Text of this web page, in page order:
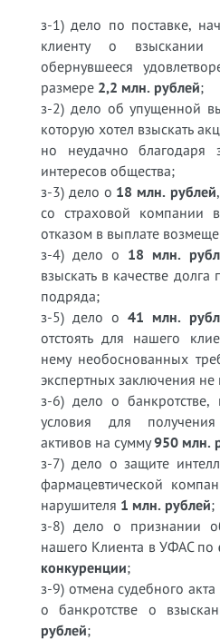
з-1) дело по поставке,
клиенту о
обернувшееся
размере 2,2 млн. рублей;
з-2) дело об упущенной
которую хотел взыскать
но неудачно
интересов общества;
з-3) дело о 18 млн. рублей
со страховой компании
отказом в выплате
з-4) дело о 18 млн.
взыскать в качестве долга
подряда;
з-5) дело о 41 млн.
отстоять для нашего
нему необоснованных
экспертных заключения не
з-6) дело о
условия для
активов на сумму950 млн.
з-7) дело о защите
фармацевтической
нарушителя 1 млн. рублей;
з-8) дело о признании
нашего Клиента в УФАС по
конкуренции;
з-9) отмена судебного
о банкротстве о
рублей;